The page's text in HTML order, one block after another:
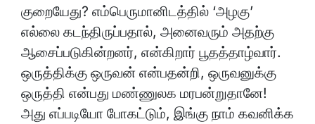
குறையேது? எம்பெருமானிடத்தில் ‘அழகு’
எல்லை கடந்திருப்பதால், அனைவரும் அதற்கு
ஆசைப்படுகின்றனர், என்கிறார் பூதத்தாழ்வார்.
ஒருத்திக்கு ஒருவன் என்பதன்றி, ஒருவனுக்கு
ஒருத்தி என்பது மண்ணுலக மரபன்றுதானே!
அது எப்படியோ போகட்டும், இங்கு நாம் கவனிக்க